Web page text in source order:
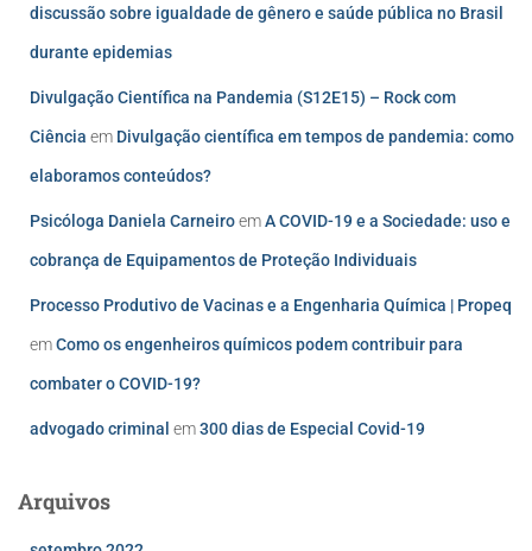
discussão sobre igualdade de gênero e saúde pública no Brasil
durante epidemias
Divulgação Científica na Pandemia (S12E15) – Rock com
Ciência em Divulgação científica em tempos de pandemia: como
elaboramos conteúdos?
Psicóloga Daniela CarneiroemA COVID-19 e a Sociedade: uso e
cobrança de Equipamentos de Proteção Individuais
Processo Produtivo de Vacinas e a Engenharia Química | Propeq
emComo os engenheiros químicos podem contribuir para
combater o COVID-19?
advogado criminal em300 dias de Especial Covid-19
Arquivos